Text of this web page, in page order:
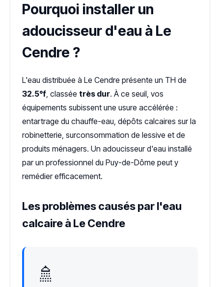
Pourquoi installer un
adoucisseur d'eau à Le
Cendre ?
L'eau distribuée à Le Cendre présente un TH de
32.5°f , classée très dur. À ce seuil, vos
équipements subissent une usure accélérée :
entartrage du chauffe-eau, dépôts calcaires sur la
robinetterie, surconsommation de lessive et de
produits ménagers. Un adoucisseur d'eau installé
par un professionnel du Puy-de-Dôme peut y
remédier efficacement.
Les problèmes causés par l'eau
calcaire à Le Cendre
🚿